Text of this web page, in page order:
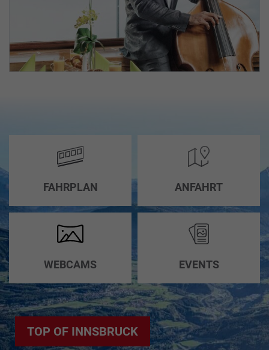
FAHRPLAN ANFAHRT
WEBCAMS EVENTS
TOP OF INNSBRUCK